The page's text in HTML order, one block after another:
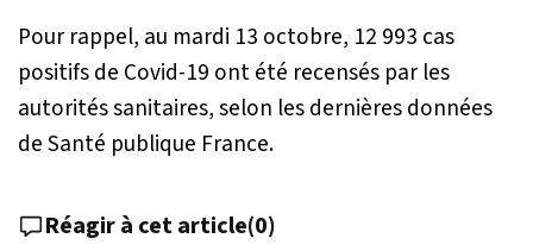
Pour rappel, au mardi 13 octobre, 12 993 cas
positifs de Covid-19 ont été recensés par les
autorités sanitaires, selon les dernières données
de Santé publique France.
Réagir à cet article(0)